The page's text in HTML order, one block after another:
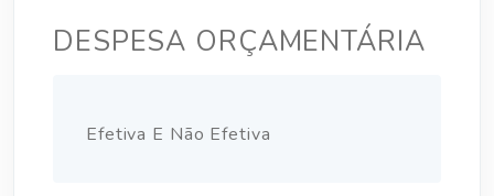
DESPESA ORÇAMENTÁRIA
Efetiva E Não Efetiva